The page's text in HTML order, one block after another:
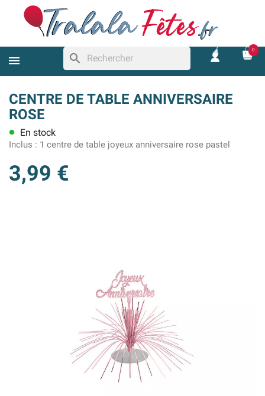
search
0
CENTRE DE TABLE ANNIVERSAIRE
ROSE
lens En stock
Inclus : 1 centre de table joyeux anniversaire rose pastel
3,99 €